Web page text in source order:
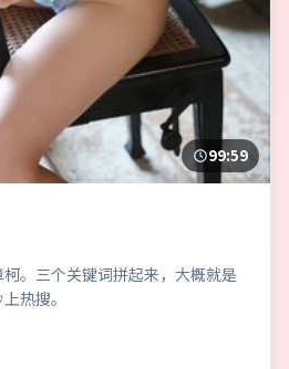
99:59
。三个关键词拼起来，大概就是
热搜。